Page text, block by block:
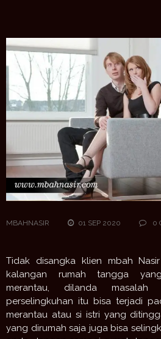
MBAHNASIR 01 SEP 2020 0
Tidak disangka klien mbah
kalangan rumah tangga
merantau, dilanda masalah
perselingkuhan itu bisa terjadi
merantau atau si istri yang
yang dirumah saja juga bisa